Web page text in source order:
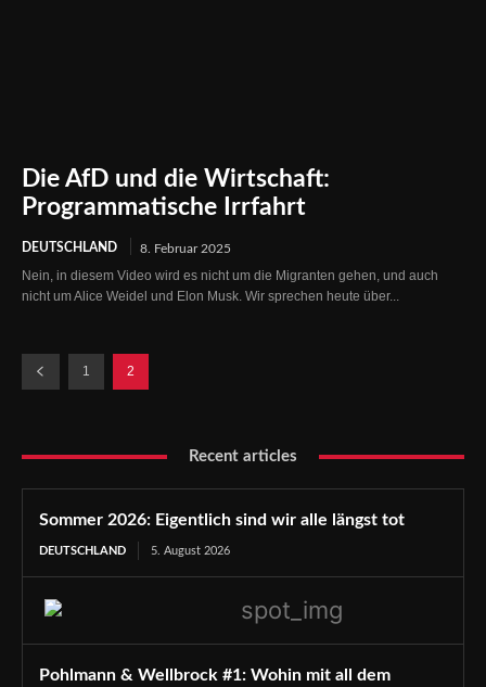
Die AfD und die Wirtschaft:
Programmatische Irrfahrt
DEUTSCHLAND 8. Februar 2025
Nein, in diesem Video wird es nicht um die Migranten gehen, und auch
nicht um Alice Weidel und Elon Musk. Wir sprechen heute über...
1 2
Recent articles
Sommer 2026: Eigentlich sind wir alle längst tot
DEUTSCHLAND 5. August 2026
Pohlmann & Wellbrock #1: Wohin mit all dem